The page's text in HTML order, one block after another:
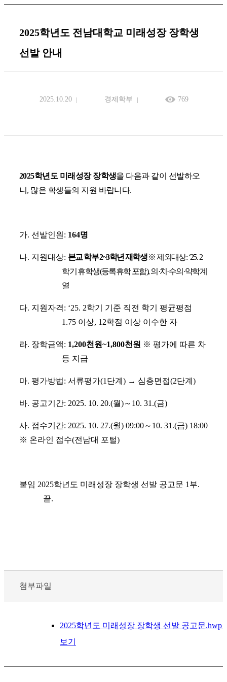
2025학년도 전남대학교 미래성장 장학생
선발 안내
2025.10.20 경제학부 769
2025학년도 미래성장 장학생을 다음과 같이 선발하오
니 , 많은 학생들의 지원 바랍니다.
가. 선발인원 : 164명
나. 지원대상: 본교 학부2~3학년 재학생 ※제외대상: ‘25. 2
학기 휴학생(등록휴학 포함),의 ·치 ·수의 ·약학계
열
다. 지원자격: ‘25. 2학기 기준 직전 학기 평균평점
1.75 이상, 12학점 이상 이수한 자
라. 장학금액: 1,200천원~1,800천원 ※ 평가에 따른 차
등 지급
마. 평가방법: 서류평가(1 단계 ) → 심층면접(2단계 )
바. 공고기간: 2025. 10. 20.(월)～ 10. 31.(금)
사. 접수기간: 2025. 10. 27.(월) 09:00～ 10. 31.(금) 18:00
※ 온라인 접수(전남대 포털)
붙임 2025학년도 미래성장 장학생 선발 공고문 1 부.
끝.
첨부파일
2025학년도 미래성장 장학생 선발 공고문.hwp
보기